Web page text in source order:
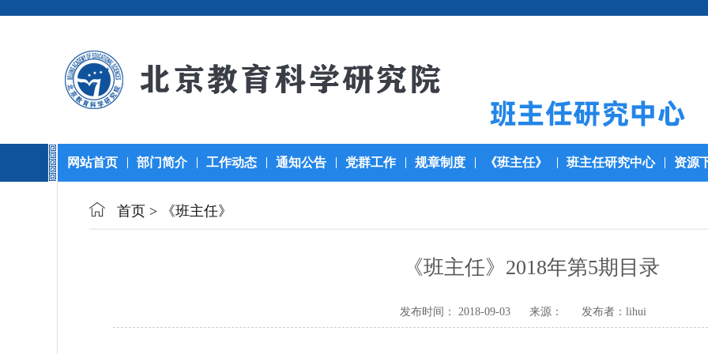
网站首页 部门简介 工作动态 通知公告 党群工作 规章制度 《班主任》 班主任研究中心 资源
首页 > 《班主任》
《班主任》2018年第5期目录
发布时间： 2018-09-03 来源： 发布者：lihui